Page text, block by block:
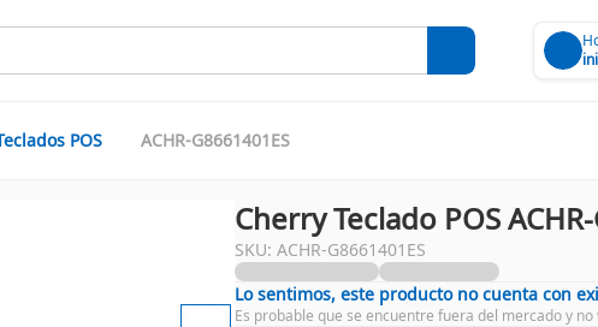
POS ACHR-G8661401ES
Cherry Teclado POS
SKU: ACHR-G8661401ES
Lo sentimos, este producto no cuenta con
Es probable que se encuentre fuera del mercado y